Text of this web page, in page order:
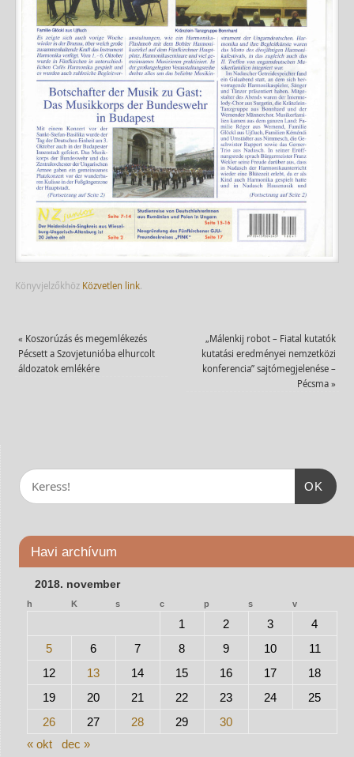
Könyvjelzőkhöz Közvetlen link.
« Koszorúzás és megemlékezés
Pécsett a Szovjetunióba elhurcolt
áldozatok emlékére
„Málenkij robot – Fiatal kutatók
kutatási eredményei nemzetközi
konferencia” sajtómegjelenése –
Pécsma»
OK
Havi archívum
2018. november
h K s c p s v
1 2 3
4
5
6 7 8 9 10
11
12
13 14 15 16 17
18
19
20 21 22 23 24
25
26
27 28 29
30
« okt
dec »